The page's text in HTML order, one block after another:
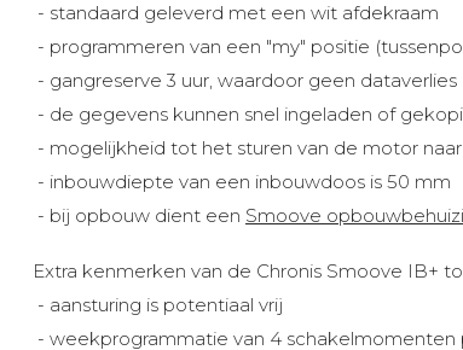
- standaard geleverd met een wit afdekraam
- programmeren van een "my" positie
- gangreserve 3 uur, waardoor geen
- de gegevens kunnen snel ingeladen of
- mogelijkheid tot het sturen van de motor
- inbouwdiepte van een inbouwdoos is 50 mm
- bij opbouw dient een Smoove
Extra kenmerken van de Chronis Smoove IB+
- aansturing is potentiaal vrij
- weekprogrammatie van 4